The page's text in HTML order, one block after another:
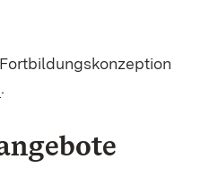
.